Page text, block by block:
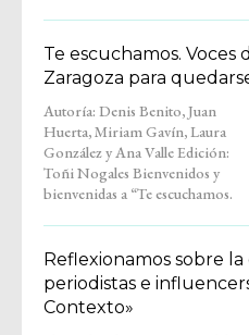
Te escuchamos.
Zaragoza para
Autoría: Denis Benito, Juan
Huerta, Miriam Gavín, Laura
González y Ana Valle Edición:
Toñi Nogales Bienvenidos y
bienvenidas a “Te escuchamos.
Voces de quienes llegaron a
Zaragoza para quedarse”. Un
espacio tranquilo, hecho para
escuchar sin prisas y
Reflexionamos sobre
periodistas e
Contexto»